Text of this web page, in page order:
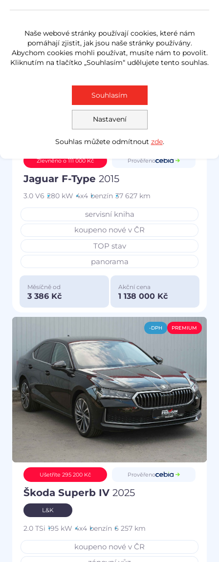
Zlevněno o 111 000 Kč Prověřeno
Jaguar F-Type 2015
3.0 V6 280 kW 4x4 benzín 37 627 km
servisní kniha
koupeno nové v ČR
TOP stav
panorama
Měsíčně od
3 386 Kč
Akční cena
1 138 000 Kč
-DPH PREMIUM
Ušetříte 295 200 Kč Prověřeno
Škoda Superb IV 2025
L&K
2.0 TSi 195 kW 4x4 benzín 6 257 km
koupeno nové v ČR
Naše webové stránky používají cookies, které nám
pomáhají zjistit, jak jsou naše stránky používány.
Abychom cookies mohli používat, musíte nám to povolit.
Kliknutím na tlačítko „Souhlasím“ udělujete tento souhlas.
Nastavení
Souhlasím
Souhlas můžete odmítnout zde.